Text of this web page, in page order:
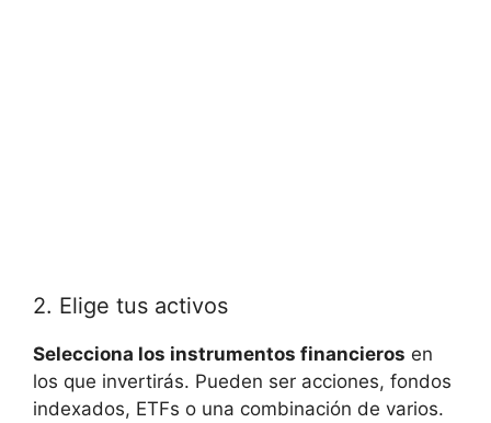
2. Elige tus activos
Selecciona los instrumentos financieros en
los que ⁣invertirás. Pueden ser​ acciones, fondos⁤
indexados,​ ETFs o una ⁤combinación⁣ de varios.